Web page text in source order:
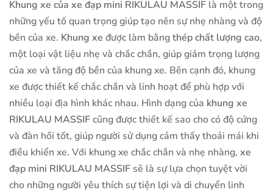
Khung xe của xe đạp mini RIKULAU MASSIF là một trong
những yếu tố quan trọng giúp tạo nên sự nhẹ nhàng và độ
bền của xe. Khung xe được làm bằngthép chất lượng cao,
một loại vật liệu nhẹ và chắc chắn, giúp giảm trọng lượng
của xe và tăng độ bền của khung xe. Bên cạnh đó, khung
xe được thiết kế chắc chắn và linh hoạt để phù hợp với
nhiều loại địa hình khác nhau. Hình dạng của khung xe
RIKULAU MASSIFcũng được thiết kế sao cho có độ cứng
và đàn hồi tốt, giúp người sử dụng cảm thấy thoải mái khi
điều khiển xe. Với khung xe chắc chắn và nhẹ nhàng, xe
đạp mini RIKULAU MASSIF sẽ là sự lựa chọn tuyệt vời
cho những người yêu thích sự tiện lợi và di chuyển linh